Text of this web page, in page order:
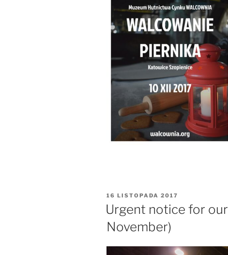
OPUBLIKOWANE
W
16 LISTOPADA 2017
Urgent notice for
November)